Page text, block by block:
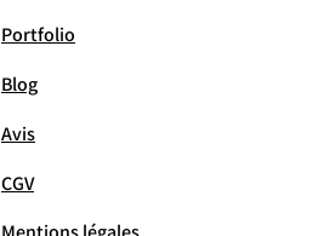
Portfolio
Blog
Avis
CGV